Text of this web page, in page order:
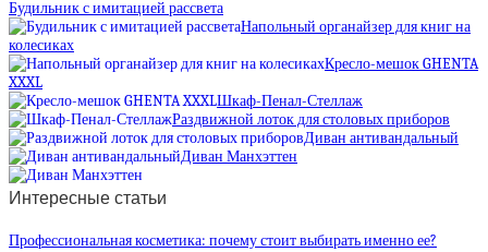
Будильник с имитацией рассвета
Напольный органайзер для книг на
колесиках
Кресло-мешок GHENTA
XXXL
Шкаф-Пенал-Стеллаж
Раздвижной лоток для столовых приборов
Диван антивандальный
Диван Манхэттен
Интересные статьи
Профессиональная косметика: почему стоит выбирать именно ее?